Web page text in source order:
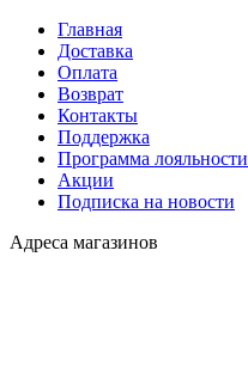
Главная
Доставка
Оплата
Возврат
Контакты
Поддержка
Программа лояльности
Акции
Подписка на новости
Адреса магазинов